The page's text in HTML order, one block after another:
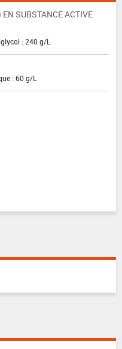
SUBSTANCE ACTIVE
: 240 g/L
: 60 g/L